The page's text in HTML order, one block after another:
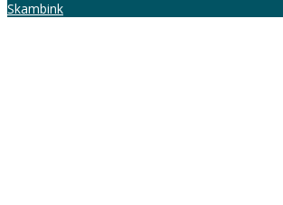
Skambink